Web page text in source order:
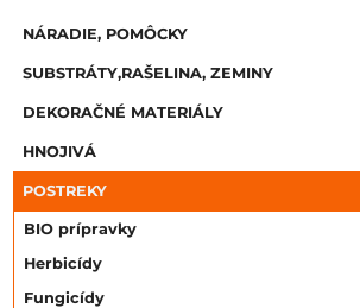
NÁRADIE, POMÔCKY
SUBSTRÁTY,RAŠELINA, ZEMINY
DEKORAČNÉ MATERIÁLY
HNOJIVÁ
POSTREKY
BIO prípravky
Herbicídy
Fungicídy